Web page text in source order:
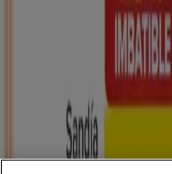
¿Qué hacemos?
Soluciones para
Noticias y prensa
Trabaja con